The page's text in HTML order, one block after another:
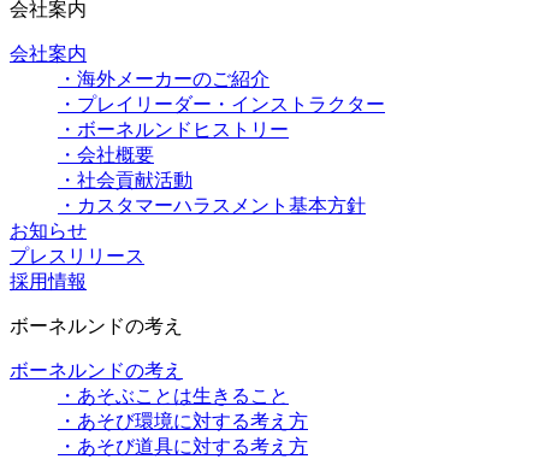
会社案内
会社案内
・海外メーカーのご紹介
・プレイリーダー・インストラクター
・ボーネルンドヒストリー
・会社概要
・社会貢献活動
・カスタマーハラスメント基本方針
お知らせ
プレスリリース
採用情報
ボーネルンドの考え
ボーネルンドの考え
・あそぶことは生きること
・あそび環境に対する考え方
・あそび道具に対する考え方